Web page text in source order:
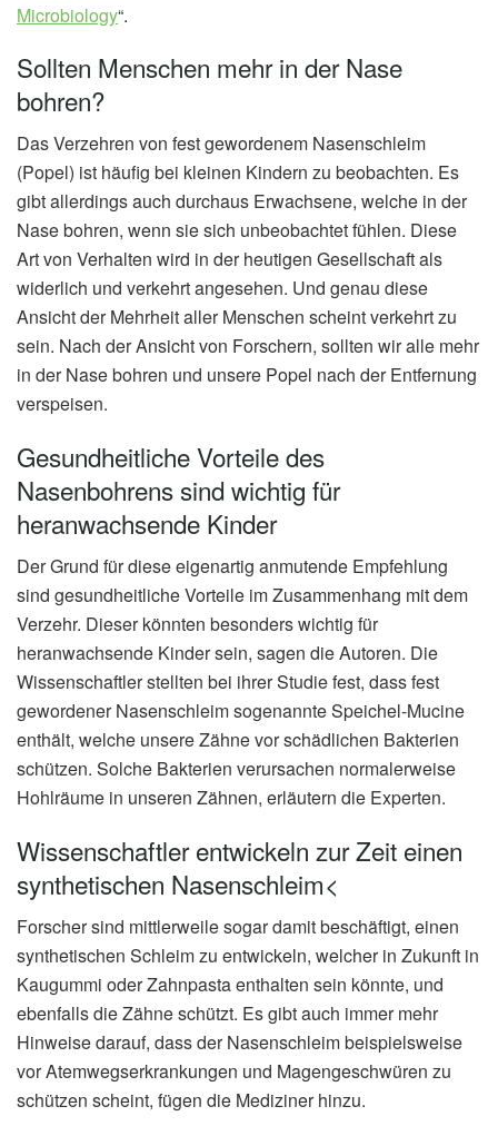
Microbiology“.
Sollten Menschen mehr in der Nase
bohren?
Das Verzehren von fest gewordenem Nasenschleim
(Popel) ist häufig bei kleinen Kindern zu beobachten. Es
gibt allerdings auch durchaus Erwachsene, welche in der
Nase bohren, wenn sie sich unbeobachtet fühlen. Diese
Art von Verhalten wird in der heutigen Gesellschaft als
widerlich und verkehrt angesehen. Und genau diese
Ansicht der Mehrheit aller Menschen scheint verkehrt zu
sein. Nach der Ansicht von Forschern, sollten wir alle mehr
in der Nase bohren und unsere Popel nach der Entfernung
verspeisen.
Gesundheitliche Vorteile des
Nasenbohrens sind wichtig für
heranwachsende Kinder
Der Grund für diese eigenartig anmutende Empfehlung
sind gesundheitliche Vorteile im Zusammenhang mit dem
Verzehr. Dieser könnten besonders wichtig für
heranwachsende Kinder sein, sagen die Autoren. Die
Wissenschaftler stellten bei ihrer Studie fest, dass fest
gewordener Nasenschleim sogenannte Speichel-Mucine
enthält, welche unsere Zähne vor schädlichen Bakterien
schützen. Solche Bakterien verursachen normalerweise
Hohlräume in unseren Zähnen, erläutern die Experten.
Wissenschaftler entwickeln zur Zeit einen
synthetischen Nasenschleim<
Forscher sind mittlerweile sogar damit beschäftigt, einen
synthetischen Schleim zu entwickeln, welcher in Zukunft in
Kaugummi oder Zahnpasta enthalten sein könnte, und
ebenfalls die Zähne schützt. Es gibt auch immer mehr
Hinweise darauf, dass der Nasenschleim beispielsweise
vor Atemwegserkrankungen und Magengeschwüren zu
schützen scheint, fügen die Mediziner hinzu.